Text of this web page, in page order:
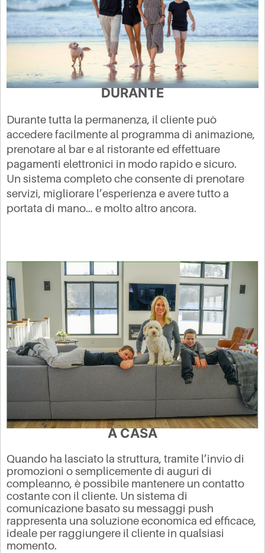
DURANTE
Durante tutta la permanenza, il cliente può
accedere facilmente al programma di animazione,
prenotare al bar e al ristorante ed effettuare
pagamenti elettronici in modo rapido e sicuro.
Un sistema completo che consente di prenotare
servizi, migliorare l’esperienza e avere tutto a
portata di mano… e molto altro ancora.
A CASA
Quando ha lasciato la struttura, tramite l’invio di
promozioni o semplicemente di auguri di
compleanno, è possibile mantenere un contatto
costante con il cliente. Un sistema di
comunicazione basato su messaggi push
rappresenta una soluzione economica ed efficace,
ideale per raggiungere il cliente in qualsiasi
momento.